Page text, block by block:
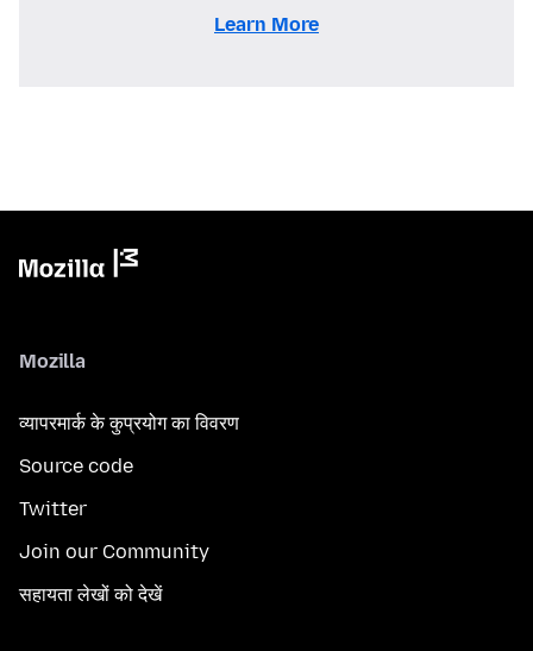
Learn More
Mozilla
व्यापरमार्क के कुप्रयोग का विवरण
Source code
Twitter
Join our Community
सहायता लेखों को देखें